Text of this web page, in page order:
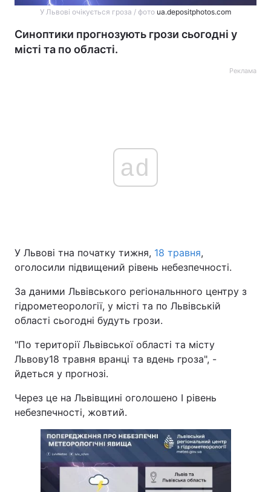
У Львові очікується гроза / фото ua.depositphotos.com
Синоптики прогнозують грози сьогодні у
місті та по області.
Реклама
ad
У Львові тна початку тижня, 18 травня,
оголосили підвищений рівень небезпечності.
За даними Львівського регіональнного центру з
гідрометеорології, у місті та по Львівській
області сьогодні будуть грози.
"По території Львівської області та місту
Львову18 травня вранці та вдень гроза", -
йдеться у прогнозі.
Через це на Львівщині оголошено І рівень
небезпечності, жовтий.